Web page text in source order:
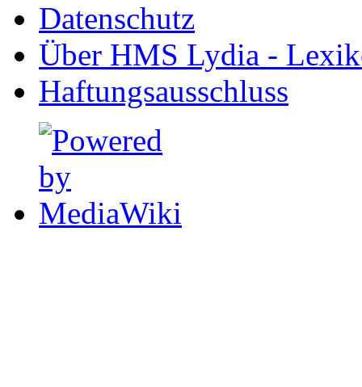
Datenschutz
Über HMS Lydia -
Haftungsausschluss